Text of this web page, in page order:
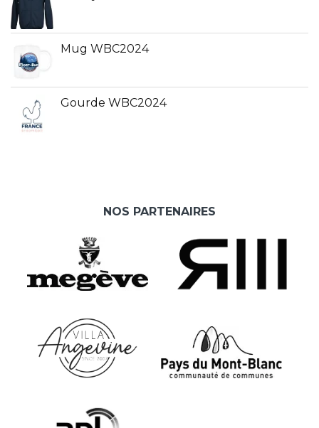
Mug WBC2024
Gourde WBC2024
NOS PARTENAIRES